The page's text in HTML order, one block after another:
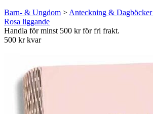
Barn- & Ungdom > Anteckning & Dagböcker
Rosa liggande
Handla för minst 500 kr för fri frakt.
500 kr kvar